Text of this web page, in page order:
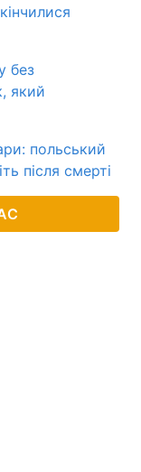
без
який
польський
після смерті